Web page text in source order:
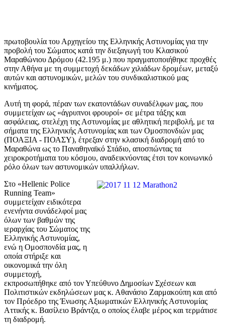
πρωτοβουλία του Αρχηγείου της Ελληνικής Αστυνομίας για την
προβολή του Σώματος κατά την διεξαγωγή του Κλασικού
Μαραθώνιου Δρόμου (42.195 μ.) που πραγματοποιήθηκε προχθές
στην Αθήνα με τη συμμετοχή δεκάδων χιλιάδων δρομέων, μεταξύ
αυτών και αστυνομικών, μελών του συνδικαλιστικού μας
κινήματος.
Αυτή τη φορά, πέραν των εκατοντάδων συναδέλφων μας, που
συμμετείχαν ως «άγρυπνοι φρουροί» σε μέτρα τάξης και
ασφάλειας, στελέχη της Αστυνομίας με αθλητική περιβολή, με τα
σήματα της Ελληνικής Αστυνομίας και των Ομοσπονδιών μας
(ΠΟΑΞΙΑ - ΠΟΑΣΥ), έτρεξαν στην κλασική διαδρομή από το
Μαραθώνα ως το Παναθηναϊκό Στάδιο, αποσπώντας τα
χειροκροτήματα του κόσμου, αναδεικνύοντας έτσι τον κοινωνικό
ρόλο όλων των αστυνομικών υπαλλήλων.
Στο «Hellenic Police
Running Team»
συμμετείχαν ειδικότερα
ενενήντα συνάδελφοί μας
όλων των βαθμών της
ιεραρχίας του Σώματος της
Ελληνικής Αστυνομίας,
ενώ η Ομοσπονδία μας, η
οποία στήριξε και
οικονομικά την όλη
συμμετοχή,
εκπροσωπήθηκε από τον Υπεύθυνο Δημοσίων Σχέσεων και
Πολιτιστικών εκδηλώσεων μας κ. Αθανάσιο Ζαρμακούπη και από
τον Πρόεδρο της Ένωσης Αξιωματικών Ελληνικής Αστυνομίας
Αττικής κ. Βασίλειο Βράντζα, ο οποίος έλαβε μέρος και τερμάτισε
τη διαδρομή.